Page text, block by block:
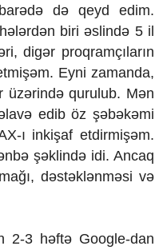
də qeyd edim.
biri əslində 5 il
digər proqramçıların
Eyni zamanda,
üzərində qurulub. Mən
edib öz şəbəkəmi
ı inkişaf etdirmişəm.
şəklində idi. Ancaq
dəstəklənməsi və
2-3 həftə Google-dan